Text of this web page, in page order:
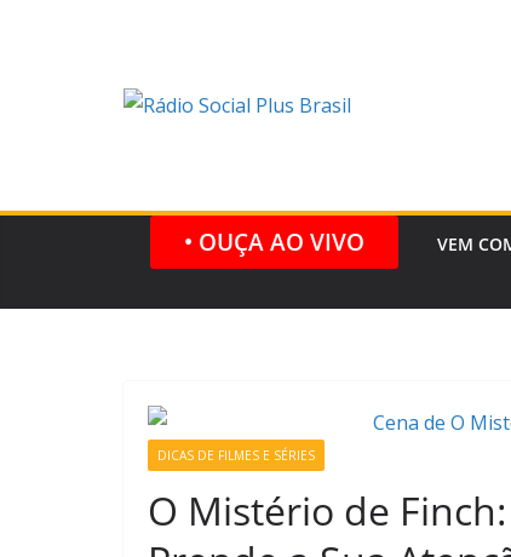
• OUÇA AO VIVO VEM
DICAS DE FILMES E SÉRIES
O Mistério de